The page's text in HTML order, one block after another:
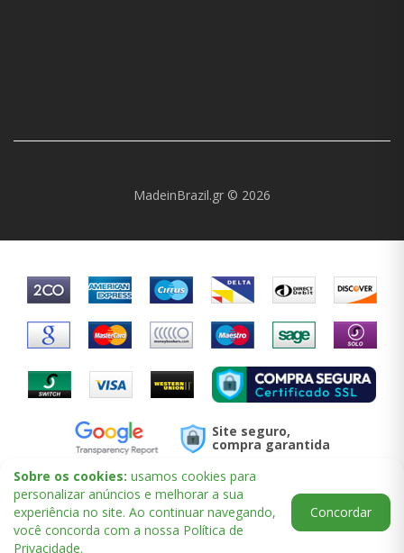
Sobre os cookies: usamos cookies para
personalizar anúncios e melhorar a sua
experiência no site. Ao continuar navegando,
você concorda com a nossa Política de
Privacidade.
Concordar
MadeinBrazil.gr © 2026
Site seguro,
compra garantida